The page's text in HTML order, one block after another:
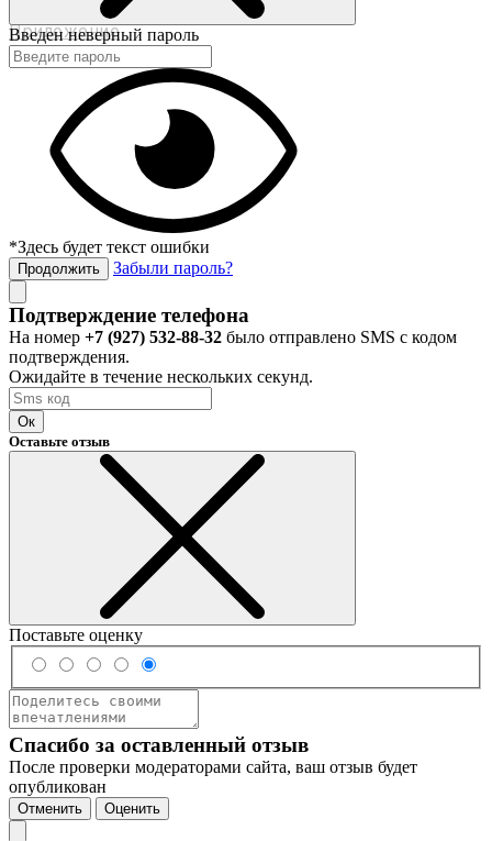
Политика конфиденциальности
Приложение
Введен неверный пароль
*Здесь будет текст ошибки
Продолжить Забыли пароль?
Подтверждение телефона
На номер +7 (927) 532-88-32 было отправлено SMS с кодом
подтверждения.
Ожидайте в течение нескольких секунд.
Ок
Оставьте отзыв
Поставьте оценку
Спасибо за оставленный отзыв
После проверки модераторами сайта, ваш отзыв будет
опубликован
Отменить Оценить